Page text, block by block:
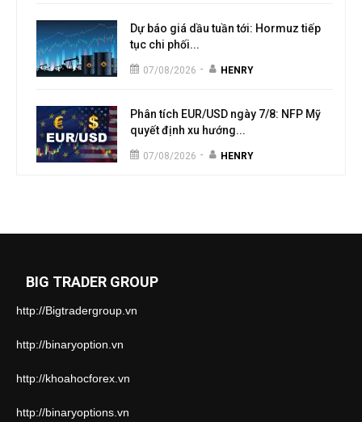
Dự báo giá dầu tuần tới: Hormuz tiếp
tục chi phối...
07/08/2026 - HENRY
Phân tích EUR/USD ngày 7/8: NFP Mỹ
quyết định xu hướng...
07/08/2026 - HENRY
BIG TRADER GROUP
http://Bigtradergroup.vn
http://binaryoption.vn
http://khoahocforex.vn
http://binaryoptions.vn